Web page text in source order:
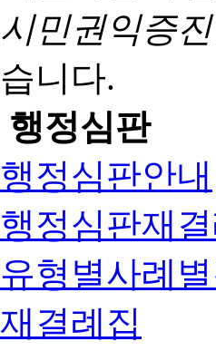
시민권익증
습니다.
행정심판
행정심판안내
행정심판재
유형별사례
재결례집